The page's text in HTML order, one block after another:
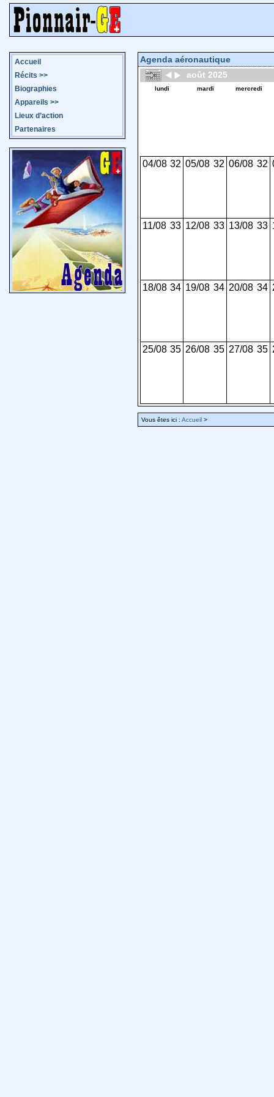
Accueil
Récits >>
Biographies
Appareils >>
Lieux d’action
Partenaires
Agenda aéronautique
août 2025
lundi mardi mercredi
04/08 32 05/08 32 06/08 32
11/08 33 12/08 33 13/08 33
18/08 34 19/08 34 20/08 34
25/08 35 26/08 35 27/08 35
Vous êtes ici : Accueil >